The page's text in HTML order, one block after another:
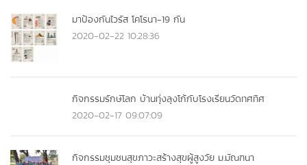
มาป้องกันไวรัส โคโรนา-19 กัน
2020-02-22 10:28:36
กิจกรรมรักษ์โลก บ้านทุ่งลุงโก้กับโรงเรียนวัดทศทิศ
2020-02-17 09:07:09
กิจกรรมชุมชนสุขภาวะสร้างสุขผู้สูงวัย ม.มัณฑนา